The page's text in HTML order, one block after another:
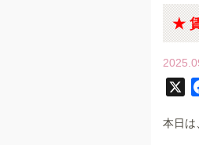
★
本日は